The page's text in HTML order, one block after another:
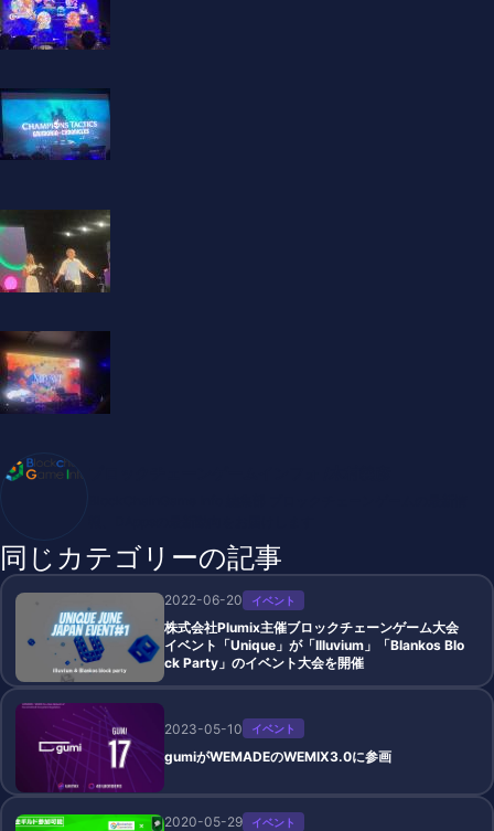
同じカテゴリーの記事
2022-06-20 イベント
株式会社Plumix主催ブロックチェーンゲーム大会
イベント「Unique」が「Illuvium」「Blankos Blo
ck Party」のイベント大会を開催
2023-05-10 イベント
gumiがWEMADEのWEMIX3.0に参画
2020-05-29 イベント